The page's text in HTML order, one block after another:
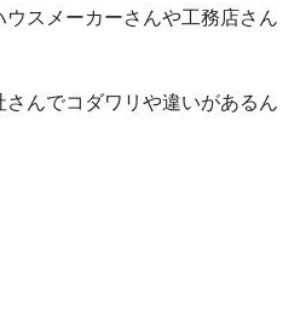
スメーカーさんや工務店さん
んでコダワリや違いがあるん